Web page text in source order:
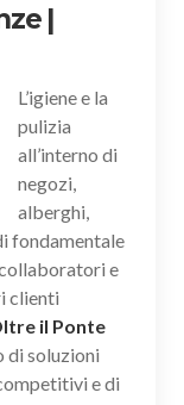
|
L’igiene e la
pulizia
all’interno di
negozi,
alberghi,
fondamentale
e
clienti
il Ponte
di soluzioni
e di